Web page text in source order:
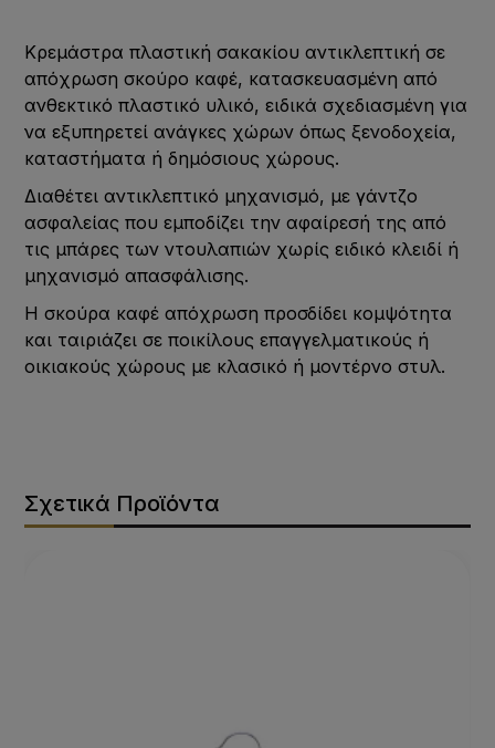
Κρεμάστρα πλαστική σακακίου αντικλεπτική σε
απόχρωση σκούρο καφέ, κατασκευασμένη από
ανθεκτικό πλαστικό υλικό, ειδικά σχεδιασμένη για
να εξυπηρετεί ανάγκες χώρων όπως ξενοδοχεία,
καταστήματα ή δημόσιους χώρους.
Διαθέτει αντικλεπτικό μηχανισμό, με γάντζο
ασφαλείας που εμποδίζει την αφαίρεσή της από
τις μπάρες των ντουλαπιών χωρίς ειδικό κλειδί ή
μηχανισμό απασφάλισης.
Η σκούρα καφέ απόχρωση προσδίδει κομψότητα
και ταιριάζει σε ποικίλους επαγγελματικούς ή
οικιακούς χώρους με κλασικό ή μοντέρνο στυλ.
Σχετικά Προϊόντα